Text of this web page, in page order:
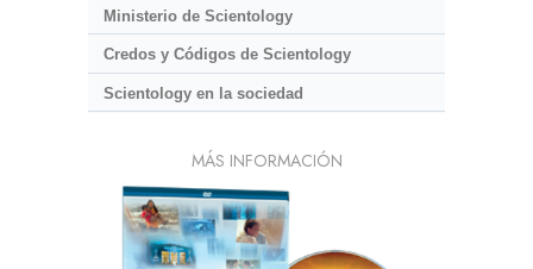
Ministerio de Scientology
Credos y Códigos de Scientology
Scientology en la sociedad
MÁS INFORMACIÓN